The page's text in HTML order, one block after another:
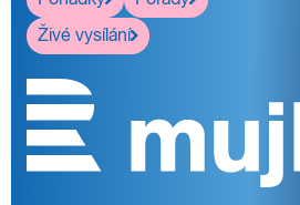
Živé vysílání